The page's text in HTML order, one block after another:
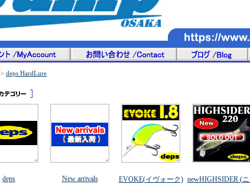
> deps HardLure
deps New arrivals EVOKE(イヴォーク) newHIGHSIDER (